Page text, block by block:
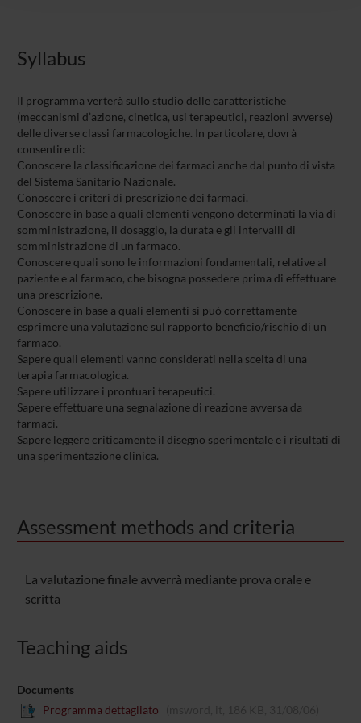
Syllabus
Il programma verterà sullo studio delle caratteristiche
(meccanismi d’azione, cinetica, usi terapeutici, reazioni avverse)
delle diverse classi farmacologiche. In particolare, dovrà
consentire di:
Conoscere la classificazione dei farmaci anche dal punto di vista
del Sistema Sanitario Nazionale.
Conoscere i criteri di prescrizione dei farmaci.
Conoscere in base a quali elementi vengono determinati la via di
somministrazione, il dosaggio, la durata e gli intervalli di
somministrazione di un farmaco.
Conoscere quali sono le informazioni fondamentali, relative al
paziente e al farmaco, che bisogna possedere prima di effettuare
una prescrizione.
Conoscere in base a quali elementi si può correttamente
esprimere una valutazione sul rapporto beneficio/rischio di un
farmaco.
Sapere quali elementi vanno considerati nella scelta di una
terapia farmacologica.
Sapere utilizzare i prontuari terapeutici.
Sapere effettuare una segnalazione di reazione avversa da
farmaci.
Sapere leggere criticamente il disegno sperimentale e i risultati di
una sperimentazione clinica.
Assessment methods and criteria
La valutazione finale avverrà mediante prova orale e
scritta
Teaching aids
Documents
Programma dettagliato